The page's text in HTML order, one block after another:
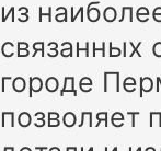
из
связанных
городе
позволяет